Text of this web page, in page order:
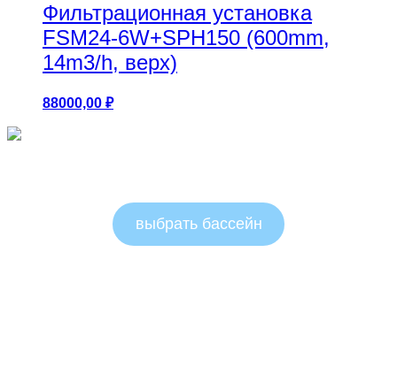
Фильтрационная установка
FSM24-6W+SPH150 (600mm,
14m3/h, верх)
88000,00 ₽
выбрать бассейн